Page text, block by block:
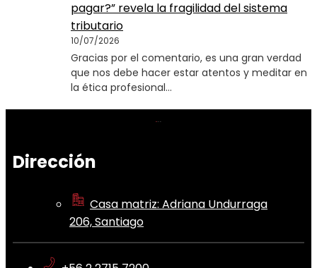
pagar?” revela la fragilidad del sistema
tributario
10/07/2026
Gracias por el comentario, es una gran verdad
que nos debe hacer estar atentos y meditar en
la ética profesional…
Dirección
Casa matriz: Adriana Undurraga
206, Santiago